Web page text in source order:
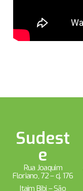
Sudest
e
Rua Joaquim
Floriano, 72 – cj. 176
Itaim Bibi – São